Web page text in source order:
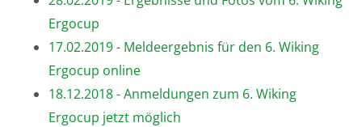
Ergocup
17.02.2019 - Meldeergebnis für den 6. Wiking
Ergocup online
18.12.2018 - Anmeldungen zum 6. Wiking
Ergocup jetzt möglich